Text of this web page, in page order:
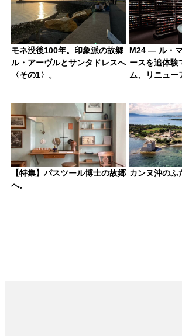
モネ没後100年。印象派の故郷
ル・アーヴルとサンタドレスへ
〈その1〉。
M24 — ル・
ースを追体験
ム、リニュー
【特集】パスツール博士の故郷
へ。
カンヌ沖のふ